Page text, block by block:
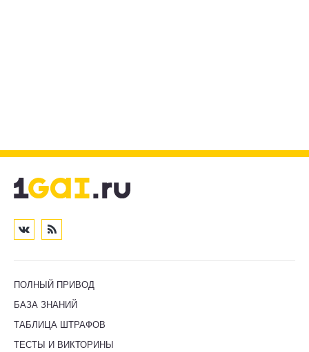
ПОЛНЫЙ ПРИВОД
БАЗА ЗНАНИЙ
ТАБЛИЦА ШТРАФОВ
ТЕСТЫ И ВИКТОРИНЫ